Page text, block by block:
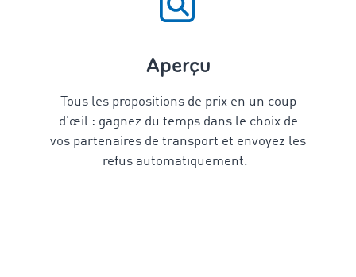
Aperçu
Tous les propositions de prix en un coup
d'œil : gagnez du temps dans le choix de
vos partenaires de transport et envoyez les
refus automatiquement.